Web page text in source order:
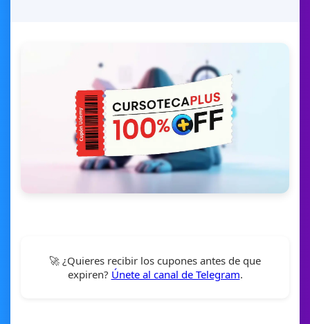
🚀 ¿Quieres recibir los cupones antes de que
expiren? Únete al canal de Telegram.